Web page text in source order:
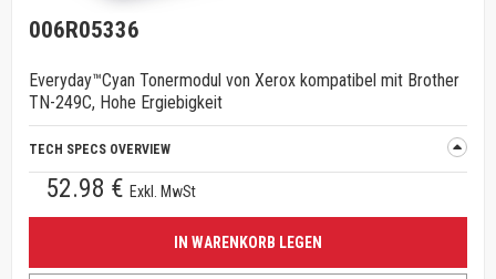
006R05336
Everyday™Cyan Tonermodul von Xerox kompatibel mit Brother
TN-249C, Hohe Ergiebigkeit
TECH SPECS OVERVIEW
52.98 € Exkl. MwSt
IN WARENKORB LEGEN